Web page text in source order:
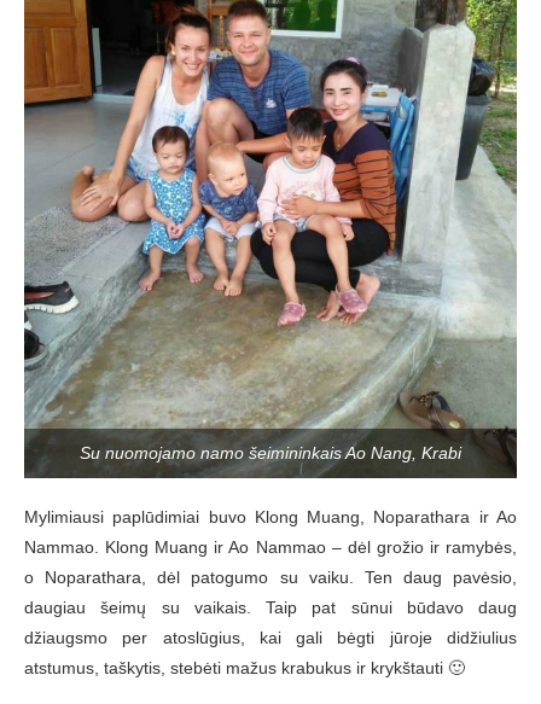
Su nuomojamo namo šeimininkais Ao Nang, Krabi
Mylimiausi paplūdimiai buvo Klong Muang, Noparathara ir Ao
Nammao. Klong Muang ir Ao Nammao – dėl grožio ir ramybės,
o Noparathara, dėl patogumo su vaiku. Ten daug pavėsio,
daugiau šeimų su vaikais. Taip pat sūnui būdavo daug
džiaugsmo per atoslūgius, kai gali bėgti jūroje didžiulius
atstumus, taškytis, stebėti mažus krabukus ir krykštauti 🙂